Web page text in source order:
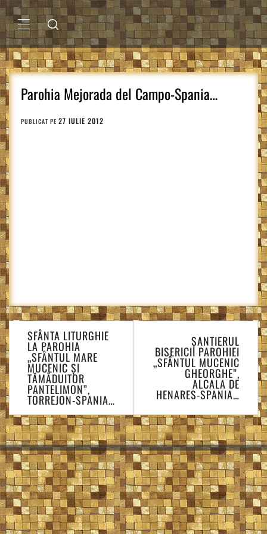
Sari
la
conținutMENIU
PRINCIPAL
Parohia Mejorada del Campo-Spania…
PUBLICAT PE 27 IULIE 2012
Navigare
în
articole
SFÂNTA LITURGHIE
LA PAROHIA
„SFÂNTUL MARE
MUCENIC ȘI
TĂMĂDUITOR
PANTELIMON”,
TORREJON-SPANIA…
ȘANTIERUL
BISERICII PAROHIEI
„SFÂNTUL MUCENIC
GHEORGHE”,
ALCALA DE
HENARES-SPANIA…